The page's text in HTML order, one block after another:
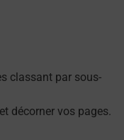
classant par sous-
décorner vos pages.